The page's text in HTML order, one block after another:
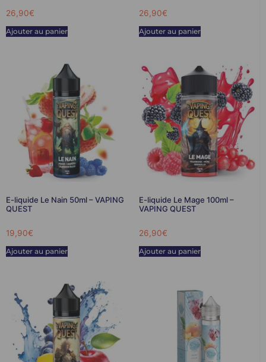
26,90€
Ajouter au panier
26,90€
Ajouter au panier
E-liquide Le Nain 50ml – VAPING
QUEST
19,90€
Ajouter au panier
E-liquide Le Mage 100ml –
VAPING QUEST
26,90€
Ajouter au panier